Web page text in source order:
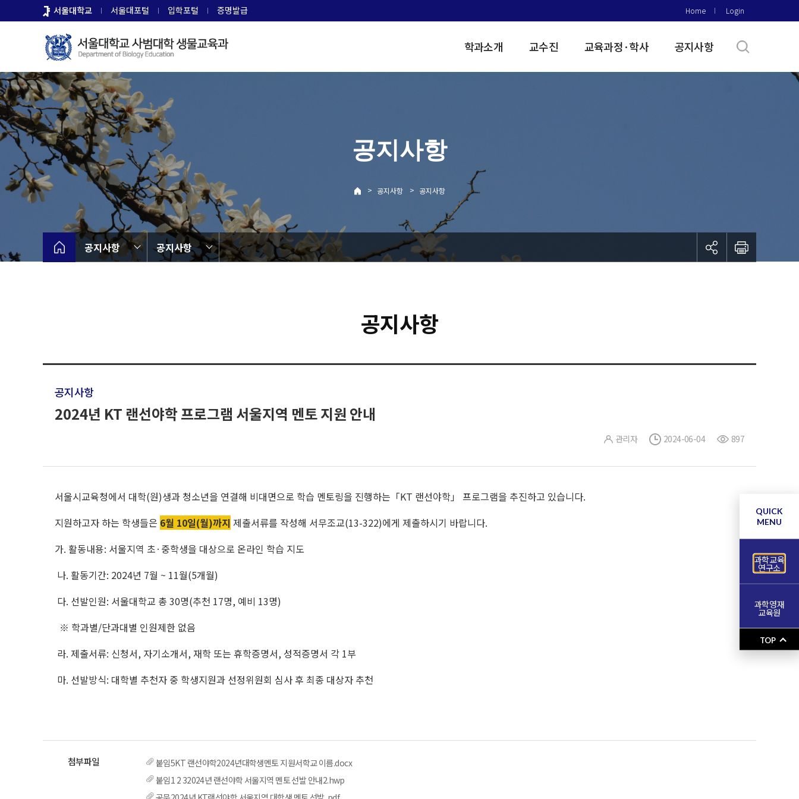
로
뉴
서울대학교 서울대포털 입학포털 증명발급 Home Login
학과소개 교수진 교육과정·학사 공지사항
공지사항
> 공지사항 > 공지사항
공지사항 공지사항
공지사항
공지사항
2024년 KT 랜선야학 프로그램 서울지역 멘토 지원 안내
관리자 2024-06-04 897
서울시교육청에서 대학(원)생과 청소년을 연결해 비대면으로 학습 멘토링을 진행하는「KT 랜선야학」 프로그램을 추진하고 있습니다.
지원하고자 하는 학생들은 6월 10일(월)까지 제출서류를 작성해 서무조교(13-322)에게 제출하시기 바랍니다.
가. 활동내용: 서울지역 초·중학생을 대상으로 온라인 학습 지도
나. 활동기간: 2024년 7월 ~ 11월(5개월)
다. 선발인원: 서울대학교 총 30명(추천 17명, 예비 13명)
※ 학과별/단과대별 인원제한 없음
라. 제출서류: 신청서, 자기소개서, 재학 또는 휴학증명서, 성적증명서 각 1부
마. 선발방식: 대학별 추천자 중 학생지원과 선정위원회 심사 후 최종 대상자 추천
붙임5KT 랜선야학2024년대학생멘토 지원서학교 이름.docx
붙임1 2 32024년 랜선야학 서울지역 멘토 선발 안내2.hwp
QUICK
MENU
과학교육
연구소
과학영재
교육원
TOP